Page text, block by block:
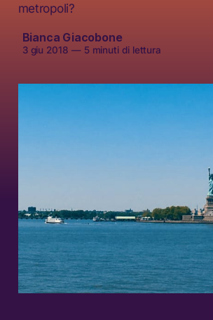
metropoli?
Bianca Giacobone
3 giu 2018 —5 minuti di lettura